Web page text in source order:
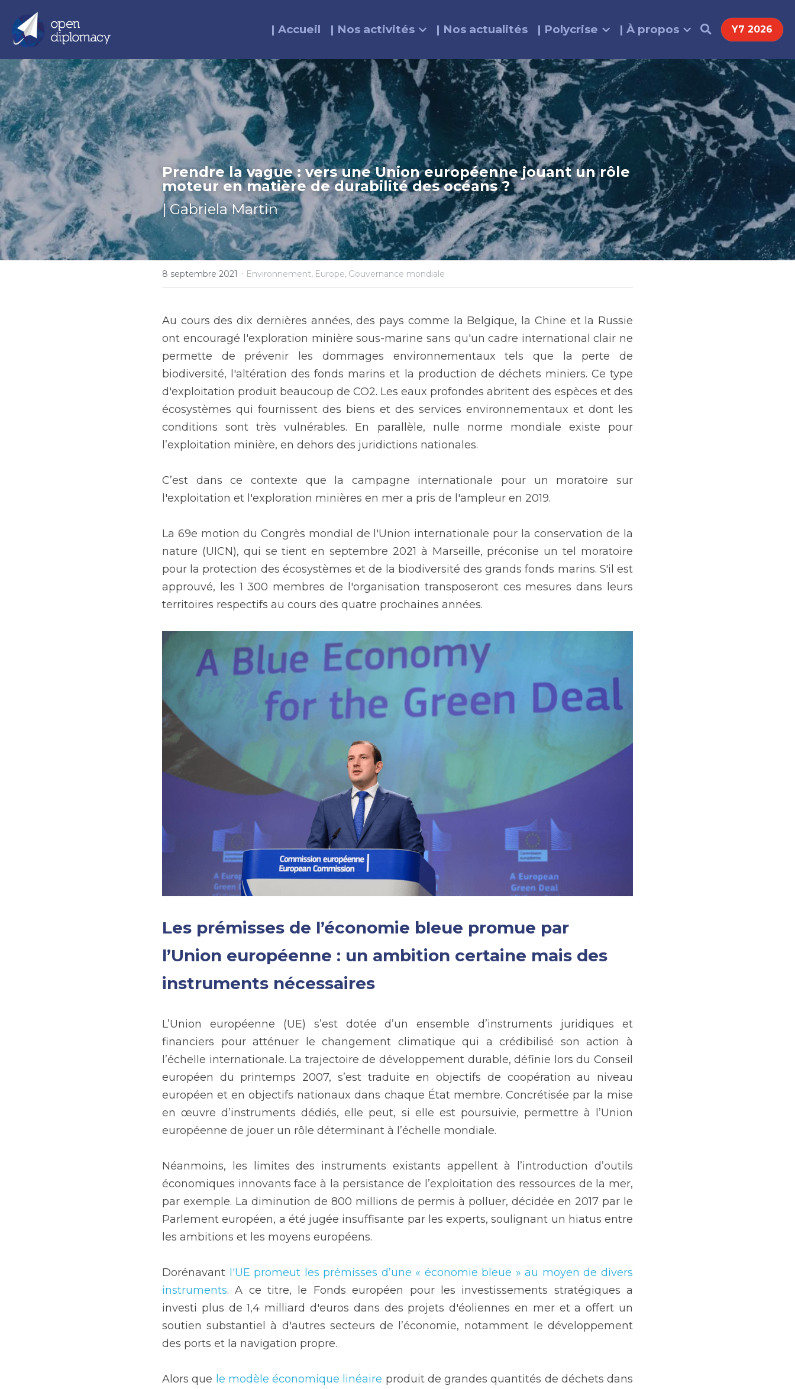
| Accueil | Nos activités | Nos actualités | Polycrise | À propos Y7 2026
Prendre la vague : vers une Union européenne jouant un rôle
moteur en matière de durabilité des océans ?
| Gabriela Martin
8 septembre 2021 · Environnement, Europe, Gouvernance mondiale
Au cours des dix dernières années, des pays comme la Belgique, la Chine et la Russie
ont encouragé l'exploration minière sous-marine sans qu'un cadre international clair ne
permette de prévenir les dommages environnementaux tels que la perte de
biodiversité, l'altération des fonds marins et la production de déchets miniers. Ce type
d'exploitation produit beaucoup de CO2. Les eaux profondes abritent des espèces et des
écosystèmes qui fournissent des biens et des services environnementaux et dont les
conditions sont très vulnérables. En parallèle, nulle norme mondiale existe pour
l’exploitation minière, en dehors des juridictions nationales.
C’est dans ce contexte que la campagne internationale pour un moratoire sur
l'exploitation et l'exploration minières en mer a pris de l'ampleur en 2019.
La 69e motion du Congrès mondial de l'Union internationale pour la conservation de la
nature (UICN), qui se tient en septembre 2021 à Marseille, préconise un tel moratoire
pour la protection des écosystèmes et de la biodiversité des grands fonds marins. S'il est
approuvé, les 1 300 membres de l'organisation transposeront ces mesures dans leurs
territoires respectifs au cours des quatre prochaines années.
Les prémisses de l’économie bleue promue par
l’Union européenne : un ambition certaine mais des
instruments nécessaires
L’Union européenne (UE) s’est dotée d’un ensemble d’instruments juridiques et
financiers pour atténuer le changement climatique qui a crédibilisé son action à
l’échelle internationale. La trajectoire de développement durable, définie lors du Conseil
européen du printemps 2007, s’est traduite en objectifs de coopération au niveau
européen et en objectifs nationaux dans chaque État membre. Concrétisée par la mise
en œuvre d’instruments dédiés, elle peut, si elle est poursuivie, permettre à l’Union
européenne de jouer un rôle déterminant à l’échelle mondiale.
Néanmoins, les limites des instruments existants appellent à l’introduction d’outils
économiques innovants face à la persistance de l’exploitation des ressources de la mer,
par exemple. La diminution de 800 millions de permis à polluer, décidée en 2017 par le
Parlement européen, a été jugée insuffisante par les experts, soulignant un hiatus entre
les ambitions et les moyens européens.
Dorénavant l'UE promeut les prémisses d’une « économie bleue » au moyen de divers
instruments. A ce titre, le Fonds européen pour les investissements stratégiques a
investi plus de 1,4 milliard d'euros dans des projets d'éoliennes en mer et a offert un
soutien substantiel à d'autres secteurs de l’économie, notamment le développement
des ports et la navigation propre.
Alors que le modèle économique linéaire produit de grandes quantités de déchets dans